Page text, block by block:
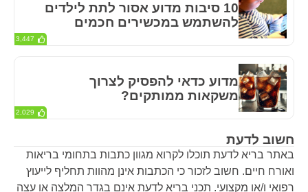
חשוב לדעת
באתר בריא לדעת תוכלו לקרוא מגוון כתבות בתחומי בריאות
ואורח חיים. חשוב לזכור כי הכתבות אינן מהוות תחליף לייעוץ
רפואי ו/או מקצועי. תכני בריא לדעת אינם בגדר המלצה או עצה
10 סיבות מדוע אסור לתת לילדים
להשתמש במכשירים חכמים
3,447
מדוע כדאי להפסיק לצרוך
משקאות ממותקים?
2,029